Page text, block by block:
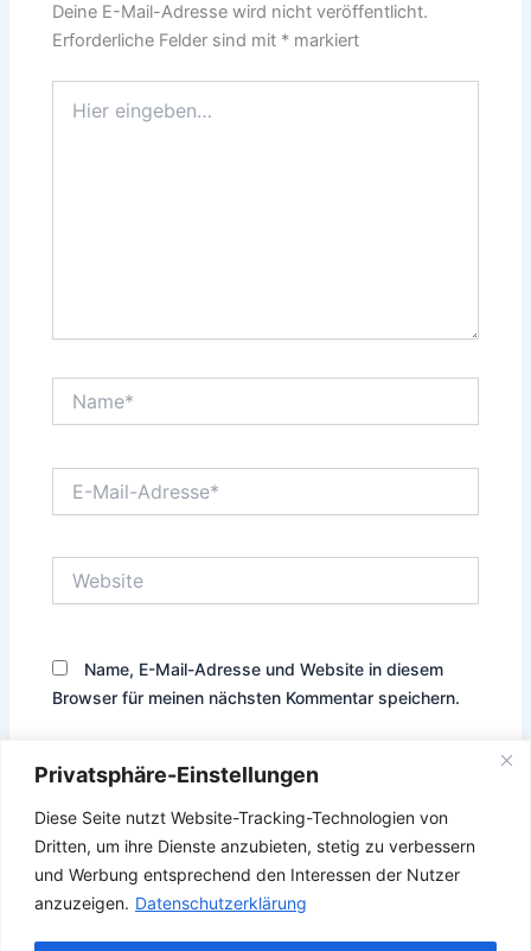
Privatsphäre-Einstellungen
Diese Seite nutzt Website-Tracking-Technologien von
Dritten, um ihre Dienste anzubieten, stetig zu verbessern
und Werbung entsprechend den Interessen der Nutzer
anzuzeigen. Datenschutzerklärung
Deine E-Mail-Adresse wird nicht veröffentlicht.
Erforderliche Felder sind mit * markiert
eingeben…
Mail-
Name, E-Mail-Adresse und Website in diesem
Browser für meinen nächsten Kommentar speichern.
Diese Website verwendet Akismet, um Spam zu reduzieren.
Erfahre, wie deine Kommentardaten verarbeitet werden.